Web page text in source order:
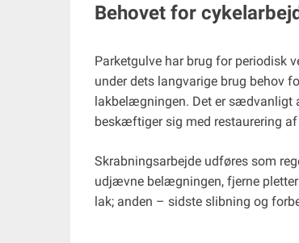
Behovet for
Parketgulve har brug for periodisk
under dets langvarige brug behov
lakbelægningen. Det er sædvanligt
beskæftiger sig med restaurering
Skrabningsarbejde udføres som
udjævne belægningen, fjerne
lak; anden – sidste slibning og